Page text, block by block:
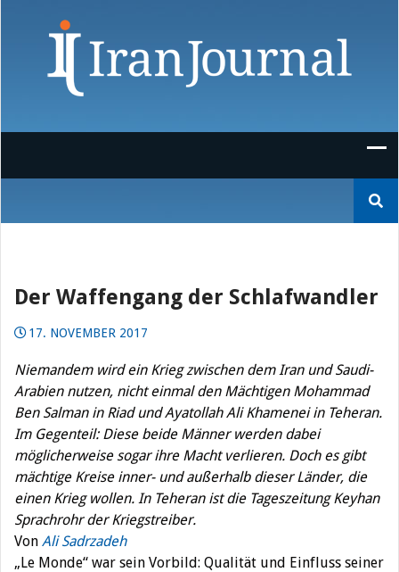
nach:
Der Waffengang der Schlafwandler
17. NOVEMBER 2017
Niemandem wird ein Krieg zwischen dem Iran und Saudi-
Arabien nutzen, nicht einmal den Mächtigen Mohammad
Ben Salman in Riad und Ayatollah Ali Khamenei in Teheran.
Im Gegenteil: Diese beide Männer werden dabei
möglicherweise sogar ihre Macht verlieren. Doch es gibt
mächtige Kreise inner- und außerhalb dieser Länder, die
einen Krieg wollen. In Teheran ist die Tageszeitung Keyhan
Sprachrohr der Kriegstreiber.
Von Ali Sadrzadeh
„Le Monde“ war sein Vorbild: Qualität und Einfluss seiner